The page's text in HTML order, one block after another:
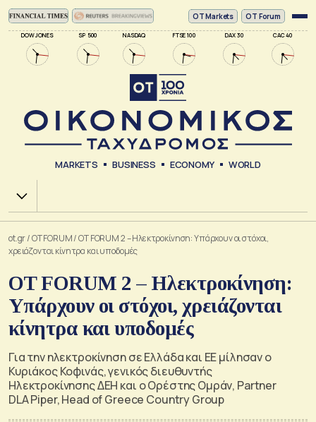
DOW JONES SP 500 NASDAQ FTSE 100 DAX 30 CAC 40
ΟΤ Markets OT Forum
MARKETS BUSINESS ECONOMY WORLD
Χ.Α.
ot.gr/OT FORUM/OT FORUM 2 – Ηλεκτροκίνηση: Υπάρχουν οι στόχοι,
χρειάζονται κίνητρα και υποδομές
OT FORUM 2 – Ηλεκτροκίνηση:
Υπάρχουν οι στόχοι, χρειάζονται
κίνητρα και υποδομές
Για την ηλεκτροκίνηση σε Ελλάδα και ΕΕ μίλησαν ο
Κυριάκος Κοφινάς, γενικός διευθυντής
Ηλεκτροκίνησης ΔΕΗ και ο Ορέστης Ομράν, Partner
DLA Piper, Head of Greece Country Group